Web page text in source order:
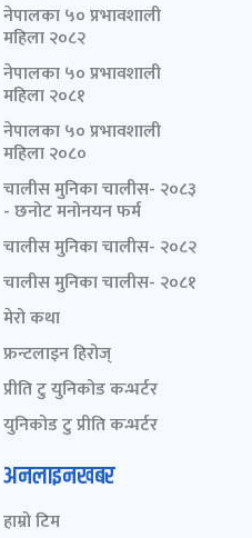
नेपालका ५० प्रभावशाली
महिला २०८२
नेपालका ५० प्रभावशाली
महिला २०८१
नेपालका ५० प्रभावशाली
महिला २०८०
चालीस मुनिका चालीस- २०८३
- छनोट मनोनयन फर्म
चालीस मुनिका चालीस- २०८२
चालीस मुनिका चालीस- २०८१
मेरो कथा
फ्रन्टलाइन हिरोज्
प्रीति टु युनिकोड कन्भर्टर
युनिकोड टु प्रीति कन्भर्टर
अनलाइनखबर
हाम्रो टिम